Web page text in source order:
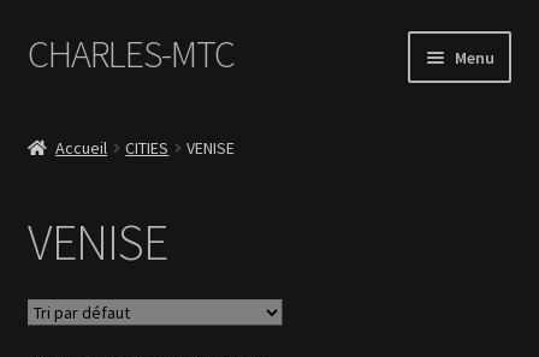
Aller
à
navigation
Aller
au
CHARLES-MTC Menu
Le Book Portfolio
Contact
Accueil CITIES VENISE
VENISE